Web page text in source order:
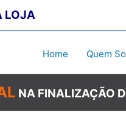
LOJA
Home Quem
NA FINALIZAÇÃO